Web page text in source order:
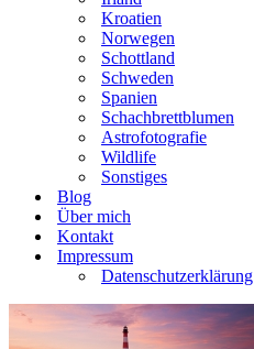
Kroatien
Norwegen
Schottland
Schweden
Spanien
Schachbrettblumen
Astrofotografie
Wildlife
Sonstiges
Blog
Über mich
Kontakt
Impressum
Datenschutzerklärung